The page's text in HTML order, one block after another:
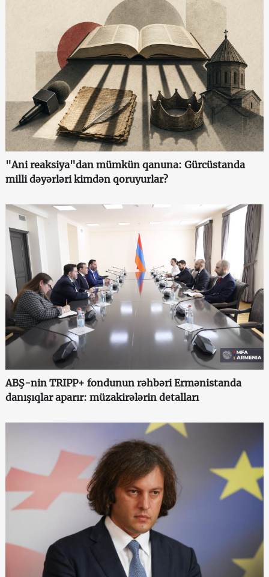
"Ani reaksiya"dan mümkün qanuna: Gürcüstanda
milli dəyərləri kimdən qoruyurlar?
ABŞ-nin TRIPP+ fondunun rəhbəri Ermənistanda
danışıqlar aparır: müzakirələrin detalları